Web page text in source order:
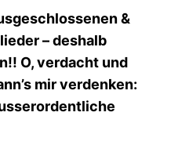
&
– deshalb
O, verdacht und
mir verdenken: